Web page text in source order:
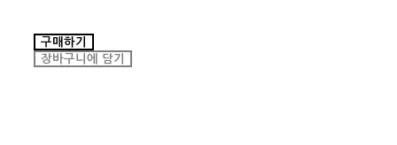
구매하기
장바구니에 담기